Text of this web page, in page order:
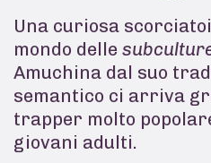
Una curiosa
mondo delle
Amuchina dal suo
semantico ci arriva
trapper molto
giovani adulti.